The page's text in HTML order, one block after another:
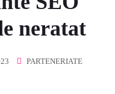
neratat
PARTENERIATE